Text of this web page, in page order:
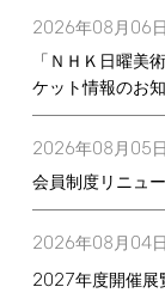
2026年08月 06日
「ＮＨＫ日曜美
ケット情報のお
2026年08月 05日
会員制度リニュ
2026年08月 04日
2027年度開催展